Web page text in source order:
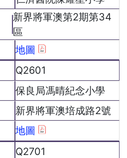
新界將軍澳第2期第34
區
地圖
Q2601
保良局馮晴紀念小學
新界將軍澳培成路2號
地圖
Q2701